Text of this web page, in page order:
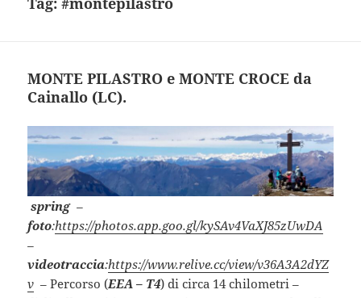
MONTE PILASTRO e MONTE CROCE da
Cainallo (LC).
spring–
foto:https://photos.app.goo.gl/kySAv4VaXJ85zUwDA
–
videotraccia:https://www.relive.cc/view/v36A3A2dYZ
v – Percorso (EEA – T4) di circa 14 chilometri –